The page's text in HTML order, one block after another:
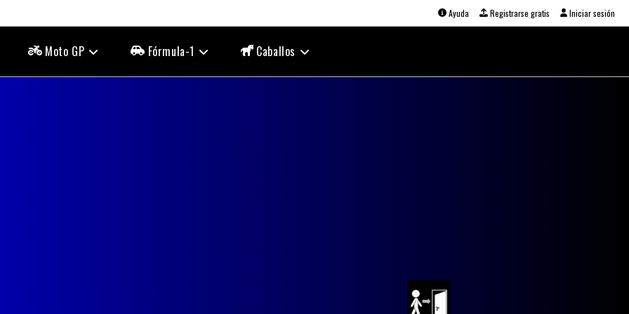
Ayuda Registrarse gratis Iniciar sesión
Moto GP Fórmula-1 Caballos